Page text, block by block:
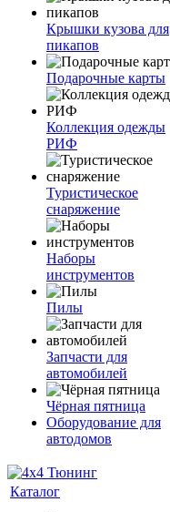
Крышки кузова для
пикапов
Подарочные карты
Коллекция одежды
РИФ
Туристическое
снаряжение
Наборы
инструментов
Пилы
Запчасти для
автомобилей
Чёрная пятница
Оборудование для
автодомов
Каталог